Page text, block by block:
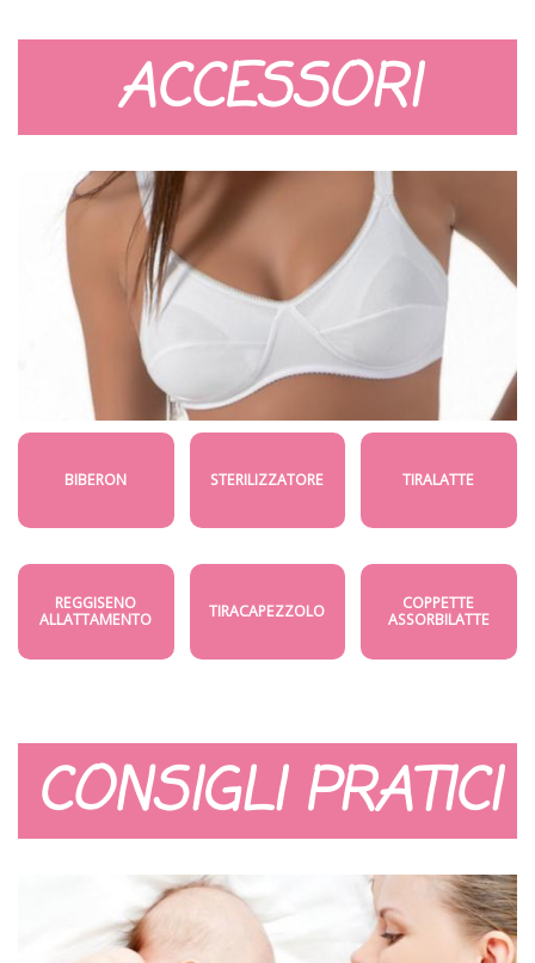
ACCESSORI
BIBERON STERILIZZATORE TIRALATTE
REGGISENO
ALLATTAMENTO
TIRACAPEZZOLO
COPPETTE
ASSORBILATTE
CONSIGLI PRATICI